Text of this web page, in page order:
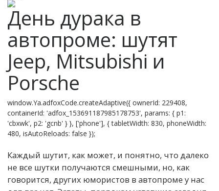
День дурака в
автопроме: шутят
Jeep, Mitsubishi и
Porsche
window.Ya.adfoxCode.createAdaptive({ ownerId: 229408,
containerId: 'adfox_153691187985178753', params: { p1:
'cbxwk', p2: 'gcnb' } }, ['phone'], { tabletWidth: 830, phoneWidth:
480, isAutoReloads: false });
Каждый шутит, как может, и понятно, что далеко
не все шутки получаются смешными, но, как
говорится, других юмористов в автопроме у нас